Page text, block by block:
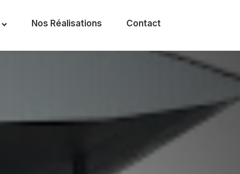
Nos Réalisations Contact